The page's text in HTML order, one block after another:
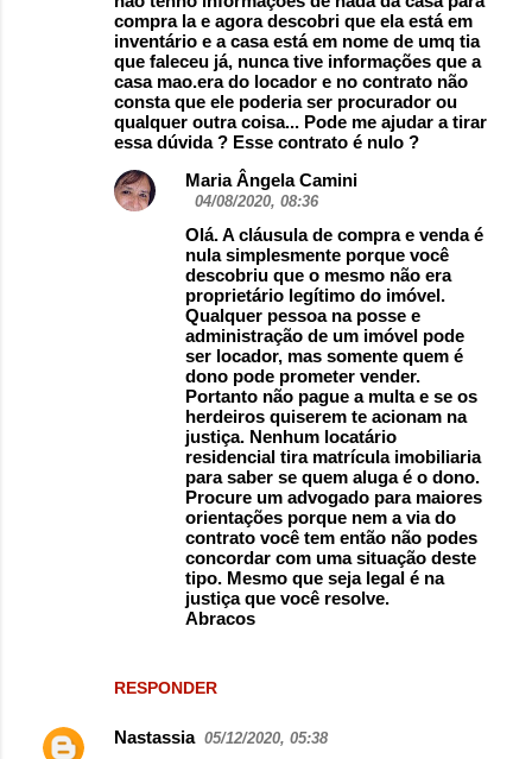
compra la e agora descobri que ela está em
inventário e a casa está em nome de umq tia
que faleceu já, nunca tive informações que a
casa mao.era do locador e no contrato não
consta que ele poderia ser procurador ou
qualquer outra coisa... Pode me ajudar a tirar
essa dúvida ? Esse contrato é nulo ?
RESPONDER
Maria Ângela Camini
04/08/2020, 08:36
Olá. A cláusula de compra e venda é
nula simplesmente porque você
descobriu que o mesmo não era
proprietário legítimo do imóvel.
Qualquer pessoa na posse e
administração de um imóvel pode
ser locador, mas somente quem é
dono pode prometer vender.
Portanto não pague a multa e se os
herdeiros quiserem te acionam na
justiça. Nenhum locatário
residencial tira matrícula imobiliaria
para saber se quem aluga é o dono.
Procure um advogado para maiores
orientações porque nem a via do
contrato você tem então não podes
concordar com uma situação deste
tipo. Mesmo que seja legal é na
justiça que você resolve.
Abracos
Nastassia 05/12/2020, 05:38